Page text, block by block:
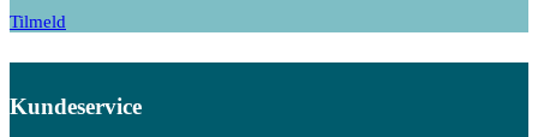
Tilmeld
Kundeservice